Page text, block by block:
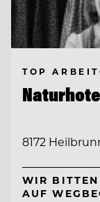
TOP
8172
WIR
AUF